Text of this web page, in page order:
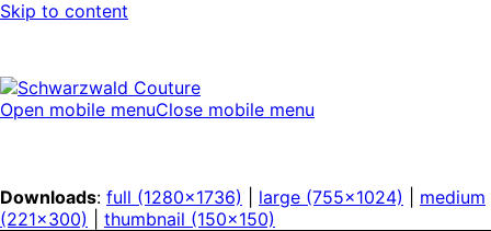
Skip to content
Open mobile menuClose mobile menu
Downloads: full (1280x1736) large (755x1024)
medium
(221x300)
thumbnail (150x150)